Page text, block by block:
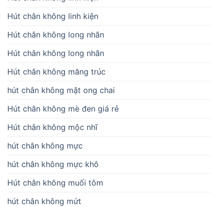
Hút chân không linh kiện
Hút chân không long nhãn
Hút chân không long nhãn
Hút chân không măng trúc
hút chân không mật ong chai
Hút chân không mè đen giá rẻ
Hút chân không mộc nhĩ
hút chân không mực
hút chân không mực khô
Hút chân không muối tôm
hút chân không mứt